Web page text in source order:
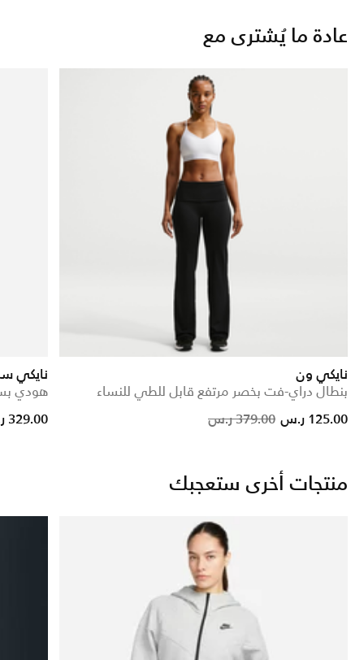
عادة ما يُشترى مع
نايكي ون
بنطال دراي-فت بخصر مرتفع قابل للطي للنساء
Price reduced from
379.00 ر.سto 125.00 ر.س
نايكي
هودي
from
329.00 ر.س
منتجات أخرى ستعجبك